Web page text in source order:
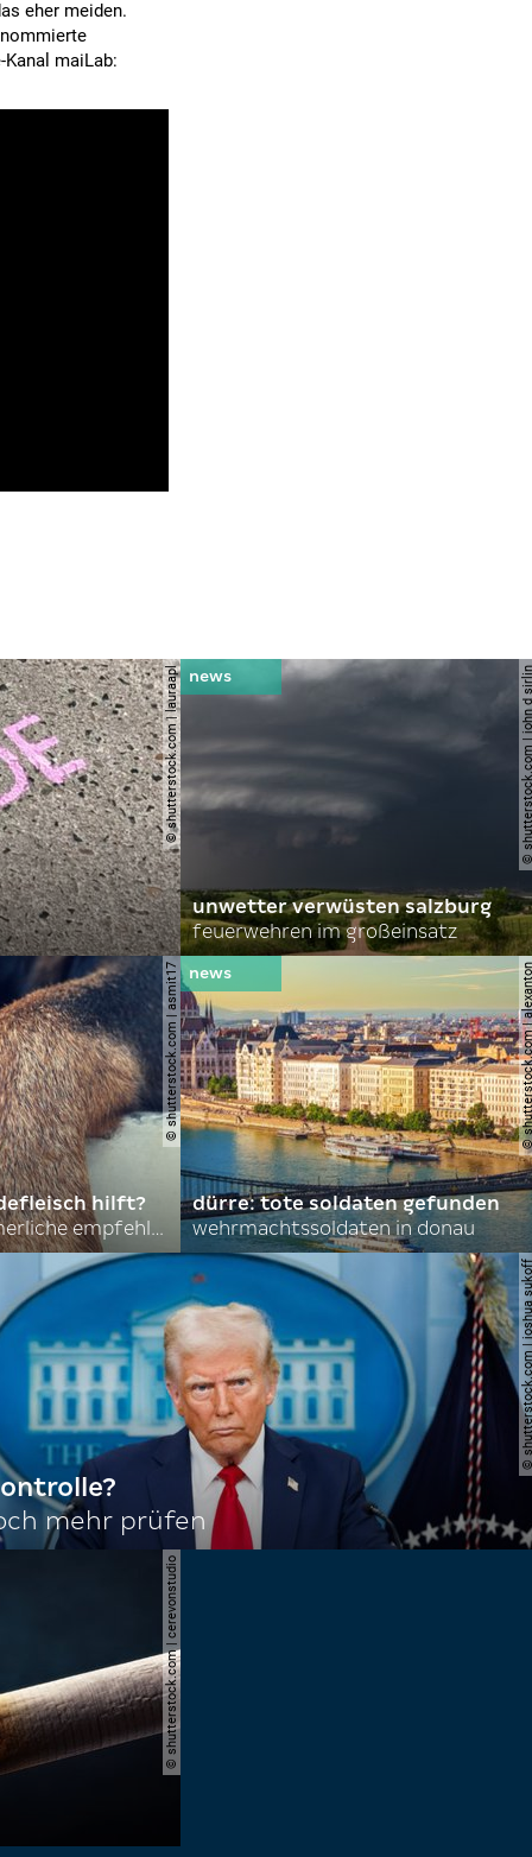
eher meiden.
maiLab:
© shutterstock.com | lauraapl ©
unwetter verwüsten salzburg
feuerwehren im großeinsatz
© shutterstock.com | asmit17
hilft?
nordkoreas sommerliche empfehlungen
©
dürre: tote soldaten gefunden
wehrmachtssoldaten in donau
©
mehr prüfen
© shutterstock.com | cerevonstudio